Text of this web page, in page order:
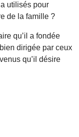
utilisés pour
de la famille ?
qu’il a fondée
dirigée par ceux
qu’il désire